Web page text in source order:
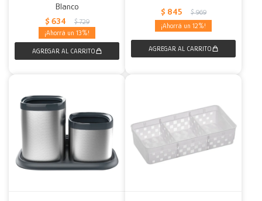
Blanco
$ 634 $ 729
13
$ 845 $ 969
12